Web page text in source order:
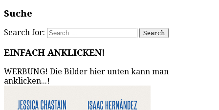
Suche
Search for:
EINFACH ANKLICKEN!
WERBUNG! Die Bilder hier unten kann man
anklicken...!